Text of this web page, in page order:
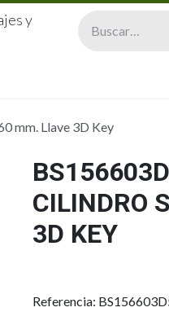
y
mm. Llave 3D Key
CILINDRO
3D KEY
Referencia: